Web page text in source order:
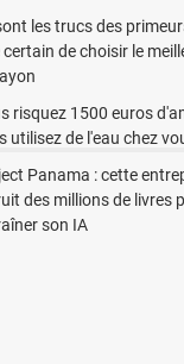
les trucs des
certain de choisir le
risquez 1500 euros
utilisez de l'eau chez
Panama : cette
des millions de livres
son IA